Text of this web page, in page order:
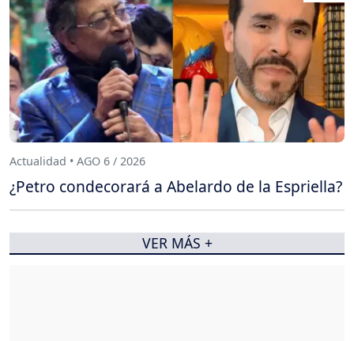
Actualidad • AGO 6 / 2026
¿Petro condecorará a Abelardo de la Espriella?
VER MÁS +